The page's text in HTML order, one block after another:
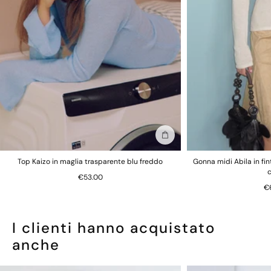
Restituzioni più rapide, più facili e più economiche
Visualizza le informazioni sui resi
Per motivi igienici e sanitari, tutte le mutandine non sono
restituibili.
Aggiungi alla borsa
Top Kaizo in maglia trasparente blu freddo
€53.00
Gonna midi Abila in
I clienti hanno acquistato
anche